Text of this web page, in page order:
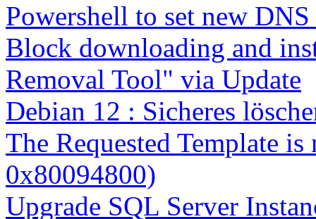
Powershell to set new
Block downloading and
Removal Tool" via Update
Debian 12 : Sicheres
The Requested Template
0x80094800)
Upgrade SQL Server